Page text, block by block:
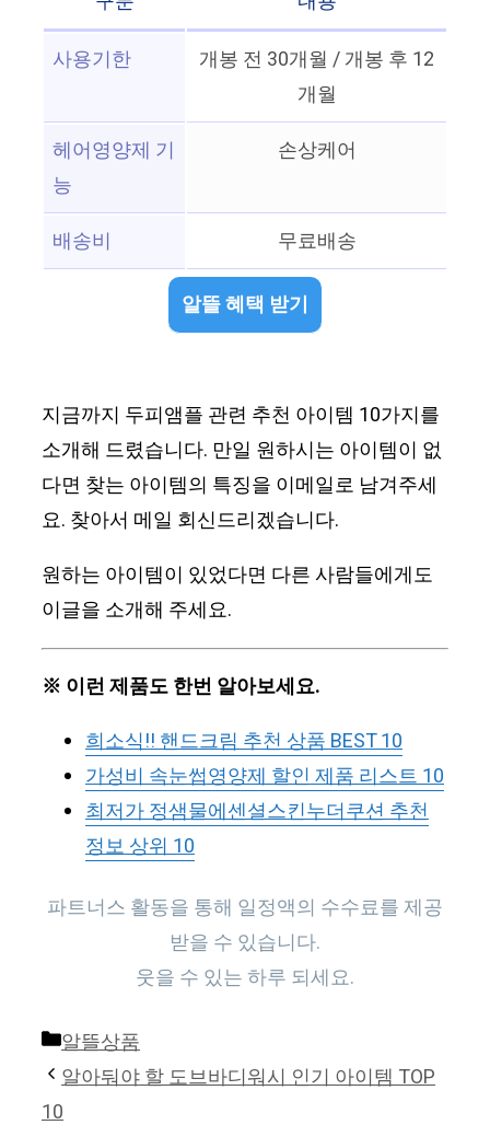
사용기한
개봉 전 30개월 / 개봉 후 12
개월
헤어영양제 기
능
손상케어
배송비 무료배송
알뜰 혜택 받기
지금까지 두피앰플 관련 추천 아이템 10가지를
소개해 드렸습니다. 만일 원하시는 아이템이 없
다면 찾는 아이템의 특징을 이메일로 남겨주세
요. 찾아서 메일 회신드리겠습니다.
원하는 아이템이 있었다면 다른 사람들에게도
이글을 소개해 주세요.
※ 이런 제품도 한번 알아보세요.
희소식!! 핸드크림 추천 상품 BEST 10
가성비 속눈썹영양제 할인 제품 리스트 10
최저가 정샘물에센셜스킨누더쿠션 추천
정보 상위 10
파트너스 활동을 통해 일정액의 수수료를 제공
받을 수 있습니다.
웃을 수 있는 하루 되세요.
Categories
알뜰상품
알아둬야 할 도브바디워시 인기 아이템 TOP
10